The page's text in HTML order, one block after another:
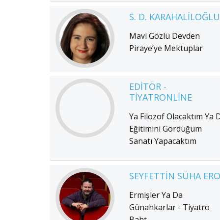
S. D. KARAHALILOĞLU
Mavi Gözlü Devden
Piraye’ye Mektuplar
EDITÖR -
TIYATRONLINE
Ya Filozof Olacaktım Ya
Eğitimini Gördüğüm
Sanatı Yapacaktım
SEYFETTIN SÜHA
Ermişler Ya Da
Günahkarlar - Tiyatro